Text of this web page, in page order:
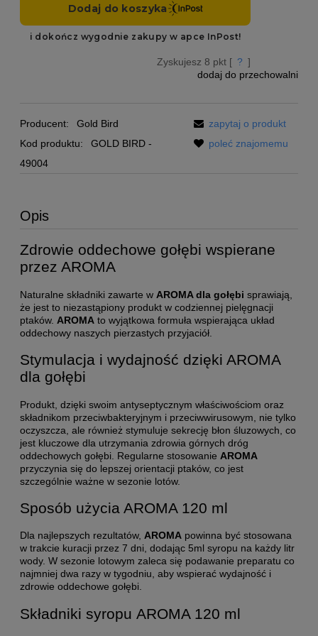
Zyskujesz8 pkt [ ? ]
dodaj do przechowalni
Producent:
Gold Bird
Kod produktu:
GOLD BIRD -
49004
zapytaj o produkt
poleć znajomemu
Opis
Zdrowie oddechowe gołębi wspierane
przez AROMA
Naturalne składniki zawarte w AROMA dla gołębi sprawiają,
że jest to niezastąpiony produkt w codziennej pielęgnacji
ptaków. AROMA to wyjątkowa formuła wspierająca układ
oddechowy naszych pierzastych przyjaciół.
Stymulacja i wydajność dzięki AROMA
dla gołębi
Produkt, dzięki swoim antyseptycznym właściwościom oraz
składnikom przeciwbakteryjnym i przeciwwirusowym, nie tylko
oczyszcza, ale również stymuluje sekrecję błon śluzowych, co
jest kluczowe dla utrzymania zdrowia górnych dróg
oddechowych gołębi. Regularne stosowanie AROMA
przyczynia się do lepszej orientacji ptaków, co jest
szczególnie ważne w sezonie lotów.
Sposób użycia AROMA 120 ml
Dla najlepszych rezultatów, AROMA powinna być stosowana
w trakcie kuracji przez 7 dni, dodając 5ml syropu na każdy litr
wody. W sezonie lotowym zaleca się podawanie preparatu co
najmniej dwa razy w tygodniu, aby wspierać wydajność i
zdrowie oddechowe gołębi.
Składniki syropu AROMA 120 ml